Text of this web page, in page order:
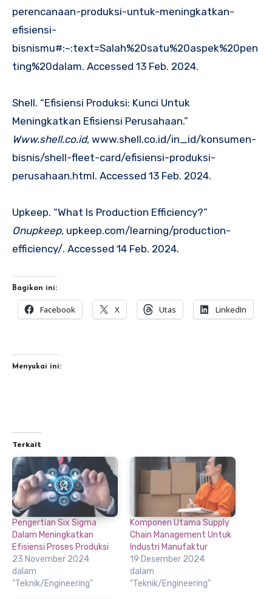
perencanaan-produksi-untuk-meningkatkan-
efisiensi-
bisnismu#:~:text=Salah%20satu%20aspek%20pen
ting%20dalam. Accessed 13 Feb. 2024.
Shell. “Efisiensi Produksi: Kunci Untuk
Meningkatkan Efisiensi Perusahaan.”
Www.shell.co.id, www.shell.co.id/in_id/konsumen-
bisnis/shell-fleet-card/efisiensi-produksi-
perusahaan.html. Accessed 13 Feb. 2024.
Upkeep. “What Is Production Efficiency?”
Onupkeep, upkeep.com/learning/production-
efficiency/. Accessed 14 Feb. 2024.
Bagikan ini:
Facebook X Utas LinkedIn
Menyukai ini:
Terkait
Pengertian Six Sigma
Dalam Meningkatkan
Efisiensi Proses Produksi
23 November 2024
dalam
"Teknik/Engineering"
Komponen Utama Supply
Chain Management Untuk
Industri Manufaktur
19 Desember 2024
dalam
"Teknik/Engineering"